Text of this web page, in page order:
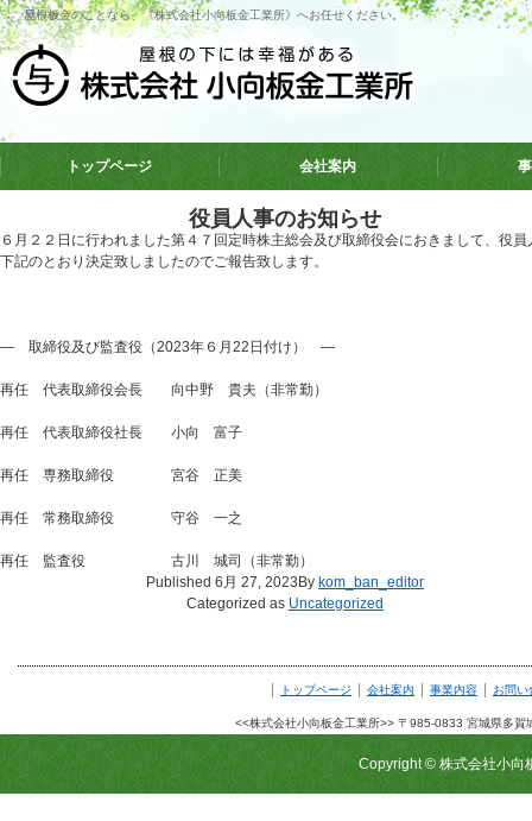
屋根板金のことなら、《株式会社小向板金工業所》へお任せください。
トップページ 会社案内
役員人事のお知らせ
６月２２日に行われました第４７回定時株主総会及び取締役会におきまして、役員
下記のとおり決定致しましたのでご報告致します。
― 取締役及び監査役（2023年６月22日付け） ―
再任 代表取締役会長 向中野 貴夫（非常勤）
再任 代表取締役社長 小向 富子
再任 専務取締役 宮谷 正美
再任 常務取締役 守谷 一之
再任 監査役 古川 城司（非常勤）
Published 6月 27, 2023 By kom_ban_editor
Categorized as Uncategorized
トップページ 会社案内 事業内容 お問い
<<株式会社小向板金工業所>> 〒985-0833 宮城県多
Copyright © 株式会社小向